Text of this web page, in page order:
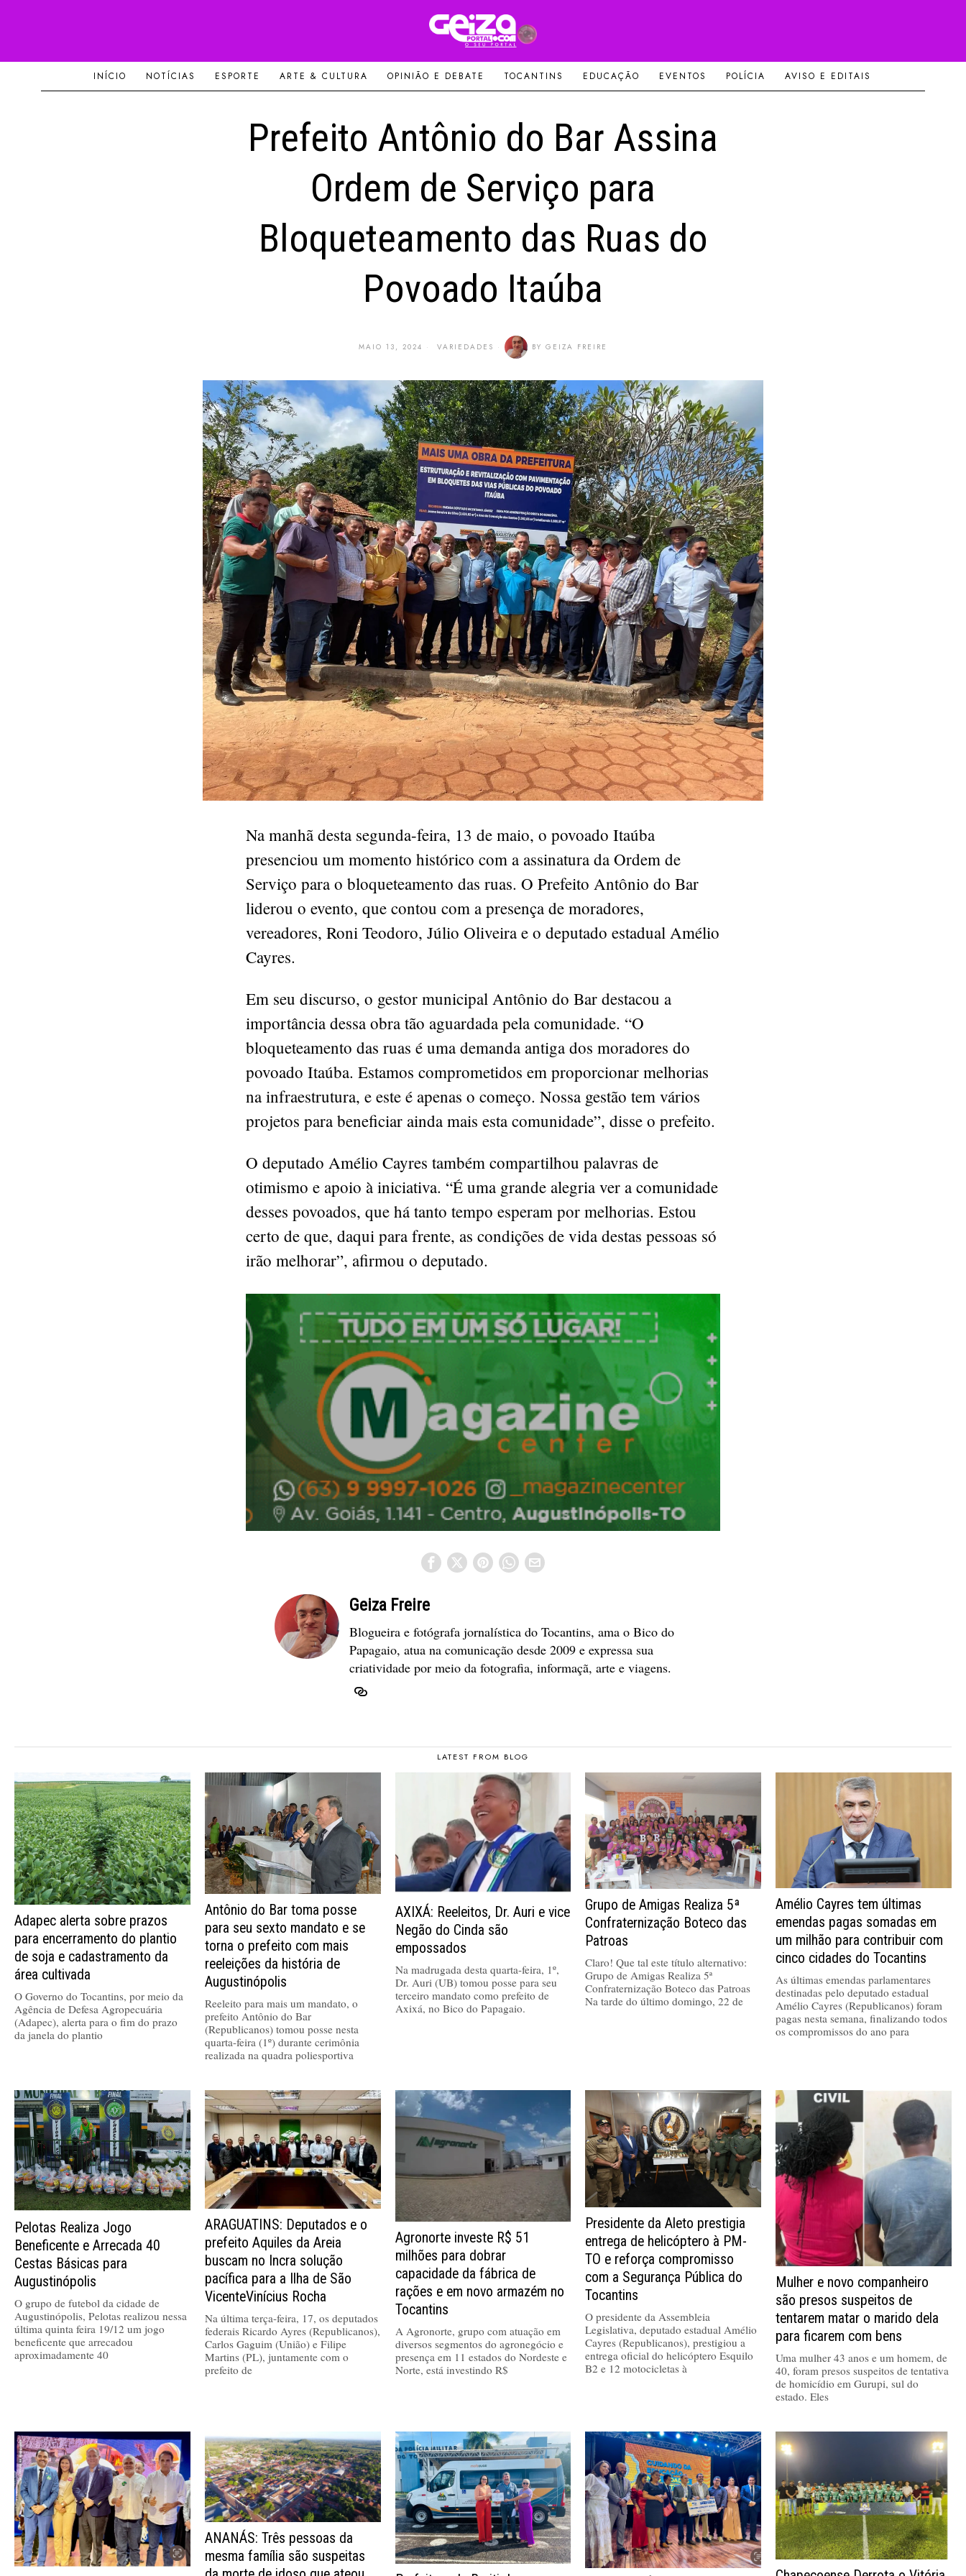
INÍCIO NOTÍCIAS ESPORTE ARTE & CULTURA OPINIÃO E DEBATE TOCANTINS EDUCAÇÃO EVENTOS POLÍCIA AVISO E EDITAIS
Prefeito Antônio do Bar Assina
Ordem de Serviço para
Bloqueteamento das Ruas do
Povoado Itaúba
MAIO 13, 2024 VARIEDADES BY GEIZA FREIRE
Na manhã desta segunda-feira, 13 de maio, o povoado Itaúba
presenciou um momento histórico com a assinatura da Ordem de
Serviço para o bloqueteamento das ruas. O Prefeito Antônio do Bar
liderou o evento, que contou com a presença de moradores,
vereadores, Roni Teodoro, Júlio Oliveira e o deputado estadual Amélio
Cayres.
Em seu discurso, o gestor municipal Antônio do Bar destacou a
importância dessa obra tão aguardada pela comunidade. “O
bloqueteamento das ruas é uma demanda antiga dos moradores do
povoado Itaúba. Estamos comprometidos em proporcionar melhorias
na infraestrutura, e este é apenas o começo. Nossa gestão tem vários
projetos para beneficiar ainda mais esta comunidade”, disse o prefeito.
O deputado Amélio Cayres também compartilhou palavras de
otimismo e apoio à iniciativa. “É uma grande alegria ver a comunidade
desses povoados, que há tanto tempo esperam por melhorias. Estou
certo de que, daqui para frente, as condições de vida destas pessoas só
irão melhorar”, afirmou o deputado.
Geiza Freire
Blogueira e fotógrafa jornalística do Tocantins, ama o Bico do
Papagaio, atua na comunicação desde 2009 e expressa sua
criatividade por meio da fotografia, informaçã, arte e viagens.
LATEST FROM BLOG
Adapec alerta sobre prazos
para encerramento do plantio
de soja e cadastramento da
área cultivada
O Governo do Tocantins, por meio da
Agência de Defesa Agropecuária
(Adapec), alerta para o fim do prazo
da janela do plantio
Antônio do Bar toma posse
para seu sexto mandato e se
torna o prefeito com mais
reeleições da história de
Augustinópolis
Reeleito para mais um mandato, o
prefeito Antônio do Bar
(Republicanos) tomou posse nesta
quarta-feira (1º) durante cerimônia
realizada na quadra poliesportiva
AXIXÁ: Reeleitos, Dr. Auri e vice
Negão do Cinda são
empossados
Na madrugada desta quarta-feira, 1º,
Dr. Auri (UB) tomou posse para seu
terceiro mandato como prefeito de
Axixá, no Bico do Papagaio.
Grupo de Amigas Realiza 5ª
Confraternização Boteco das
Patroas
Claro! Que tal este título alternativo:
Grupo de Amigas Realiza 5ª
Confraternização Boteco das Patroas
Na tarde do último domingo, 22 de
Amélio Cayres tem últimas
emendas pagas somadas em
um milhão para contribuir com
cinco cidades do Tocantins
As últimas emendas parlamentares
destinadas pelo deputado estadual
Amélio Cayres (Republicanos) foram
pagas nesta semana, finalizando todos
os compromissos do ano para
Pelotas Realiza Jogo
Beneficente e Arrecada 40
Cestas Básicas para
Augustinópolis
O grupo de futebol da cidade de
Augustinópolis, Pelotas realizou nessa
última quinta feira 19/12 um jogo
beneficente que arrecadou
aproximadamente 40
ARAGUATINS: Deputados e o
prefeito Aquiles da Areia
buscam no Incra solução
pacífica para a Ilha de São
VicenteVinícius Rocha
Na última terça-feira, 17, os deputados
federais Ricardo Ayres (Republicanos),
Carlos Gaguim (União) e Filipe
Martins (PL), juntamente com o
prefeito de
Agronorte investe R$ 51
milhões para dobrar
capacidade da fábrica de
rações e em novo armazém no
Tocantins
A Agronorte, grupo com atuação em
diversos segmentos do agronegócio e
presença em 11 estados do Nordeste e
Norte, está investindo R$
Presidente da Aleto prestigia
entrega de helicóptero à PM-
TO e reforça compromisso
com a Segurança Pública do
Tocantins
O presidente da Assembleia
Legislativa, deputado estadual Amélio
Cayres (Republicanos), prestigiou a
entrega oficial do helicóptero Esquilo
B2 e 12 motocicletas à
Mulher e novo companheiro
são presos suspeitos de
tentarem matar o marido dela
para ficarem com bens
Uma mulher 43 anos e um homem, de
40, foram presos suspeitos de tentativa
de homicídio em Gurupi, sul do
estado. Eles
ANANÁS: Três pessoas da
mesma família são suspeitas